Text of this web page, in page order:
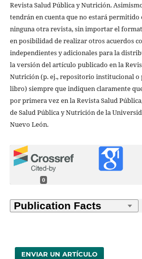
Revista Salud Pública y Nutrición.
tendrán en cuenta que no estará
ninguna otra revista, sin importar el
en posibilidad de realizar otros acuerdos
independientes y adicionales para la
la versión del artículo publicado en la
Nutrición (p. ej., repositorio institucional o
libro) siempre que indiquen claramente
por primera vez en la Revista Salud
de Salud Pública y Nutrición de la
Nuevo León.
0
ENVIAR UN ARTÍCULO